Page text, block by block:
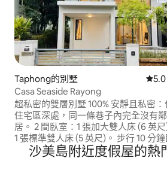
Taphong的別墅 從
Casa Seaside Rayong
超私密的雙層別墅 ​100% 安靜且私密
住宅區深處，同一條巷子內完全沒有鄰
居。 ​2 間臥室：1 張加大雙人床 (6 英
1 張標準雙人床 (5 英尺)。 步行 10 分鐘
可抵達一個安靜、不擁擠的長海灘。 查看
我的旅遊指南
沙美島附近度假屋的熱